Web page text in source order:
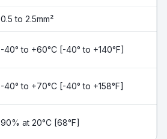
0.5 to 2.5mm²
-40° to +60°C [-40° to +140°F]
-40° to +70°C [-40° to +158°F]
90% at 20°C [68°F]